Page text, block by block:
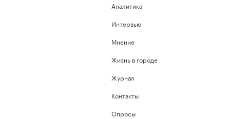
Аналитика
Интервью
Мнение
Жизнь в городе
Журнал
Контакты
Опросы